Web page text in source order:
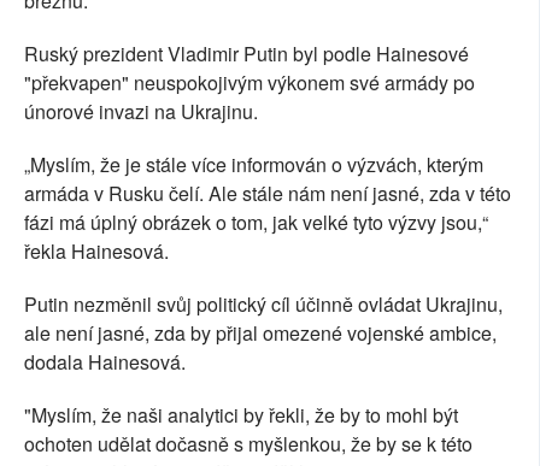
Ruský prezident Vladimir Putin byl podle Hainesové
"překvapen" neuspokojivým výkonem své armády po
únorové invazi na Ukrajinu.
„Myslím, že je stále více informován o výzvách, kterým
armáda v Rusku čelí. Ale stále nám není jasné, zda v této
fázi má úplný obrázek o tom, jak velké tyto výzvy jsou,“
řekla Hainesová.
Putin nezměnil svůj politický cíl účinně ovládat Ukrajinu,
ale není jasné, zda by přijal omezené vojenské ambice,
dodala Hainesová.
"Myslím, že naši analytici by řekli, že by to mohl být
ochoten udělat dočasně s myšlenkou, že by se k této